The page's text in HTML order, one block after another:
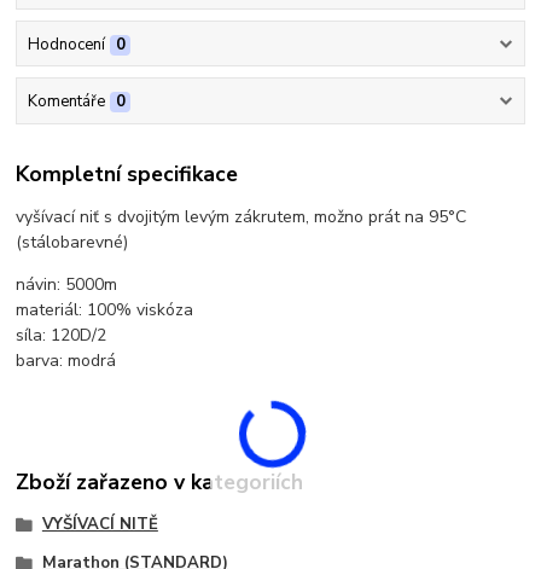
Hodnocení 0
Komentáře 0
Kompletní specifikace
vyšívací niť s dvojitým levým zákrutem, možno prát na 95°C
(stálobarevné)
návin: 5000m
materiál: 100% viskóza
síla: 120D/2
barva: modrá
Zboží zařazeno v kategoriích
VYŠÍVACÍ NITĚ
Marathon (STANDARD)